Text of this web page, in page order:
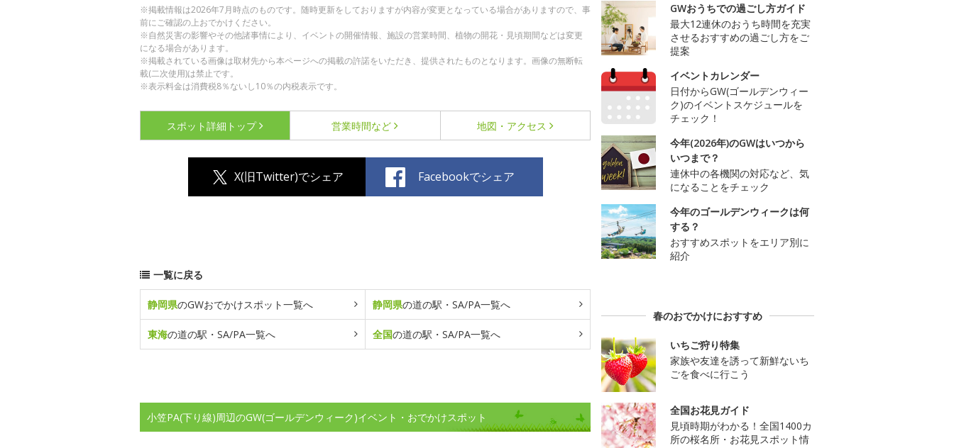
※掲載情報は2026年7月時点のものです。随時更新をしておりますが内容が変更となっている場合がありますので、事
前にご確認の上おでかけください。
※自然災害の影響やその他諸事情により、イベントの開催情報、施設の営業時間、植物の開花・見頃期間などは変更
になる場合があります。
※掲載されている画像は取材先から本ページへの掲載の許諾をいただき、提供されたものとなります。画像の無断転
載(二次使用)は禁止です。
※表示料金は消費税8％ないし10％の内税表示です。
スポット詳細 トップ 営業時間など 地図・アクセス
X(旧Twitter)でシェア Facebookでシェア
一覧に戻る
静岡県のGWおでかけスポット一覧へ 静岡県の道の駅・SA/PA一覧へ
東海の道の駅・SA/PA一覧へ 全国の道の駅・SA/PA一覧へ
小笠PA(下り線)周辺のGW(ゴールデンウィーク)イベント・おでかけスポット
GWおうちでの過ごし方ガイド
最大12連休のおうち時間を充実
させるおすすめの過ごし方をご
提案
イベントカレンダー
日付からGW(ゴールデンウィー
ク)のイベントスケジュールを
チェック！
今年(2026年)のGWはいつから
いつまで？
連休中の各機関の対応など、気
になることをチェック
今年のゴールデンウィークは何
する？
おすすめスポットをエリア別に
紹介
春のおでかけにおすすめ
いちご狩り特集
家族や友達を誘って新鮮ないち
ごを食べに行こう
全国お花見ガイド
見頃時期がわかる！全国1400カ
所の桜名所・お花見スポット情